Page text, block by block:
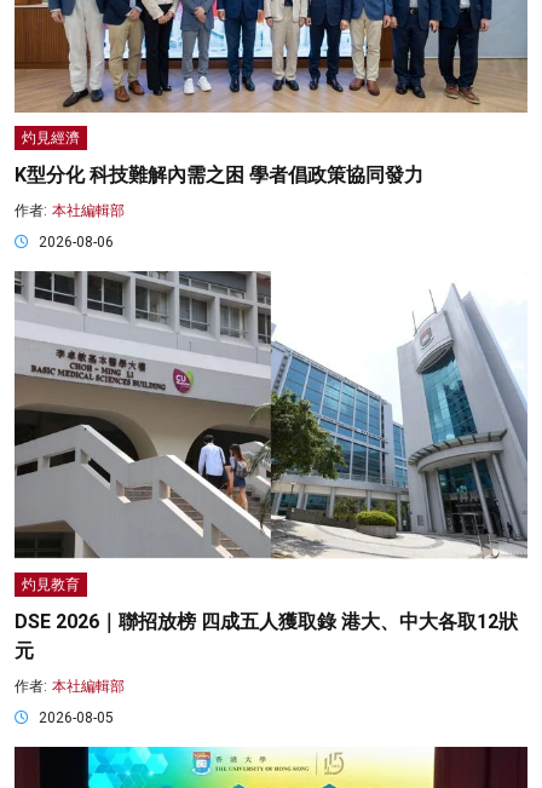
灼見經濟
K型分化 科技難解內需之困 學者倡政策協同發力
作者: 本社編輯部
2026-08-06
灼見教育
DSE 2026｜聯招放榜 四成五人獲取錄 港大、中大各取12狀
元
作者: 本社編輯部
2026-08-05